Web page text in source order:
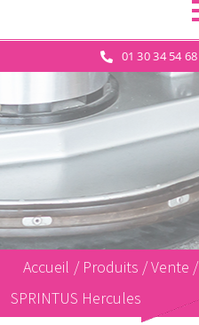
01 30 34 54 68
Accueil / Produits /Vente /
SPRINTUS Hercules